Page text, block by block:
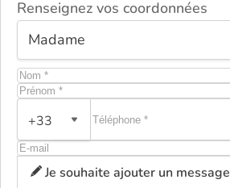
Renseignez vos coordonnées
+33
Je souhaite ajouter un message
ou